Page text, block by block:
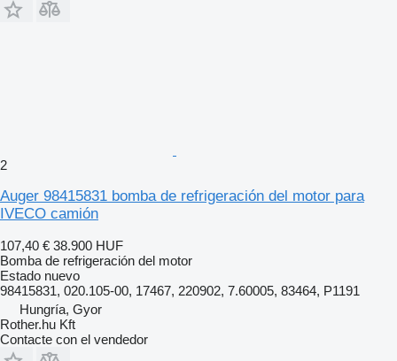
2
Auger 98415831 bomba de refrigeración del motor para
IVECO camión
107,40 € 38.900 HUF
Bomba de refrigeración del motor
Estado nuevo
98415831, 020.105-00, 17467, 220902, 7.60005, 83464, P1191
Hungría, Gyor
Rother.hu Kft
Contacte con el vendedor